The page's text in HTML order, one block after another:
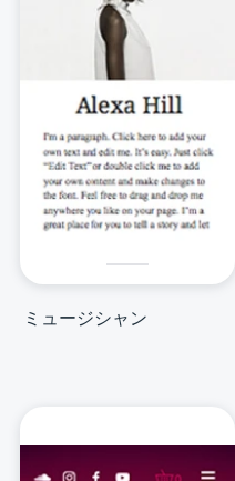
ミュージシャン